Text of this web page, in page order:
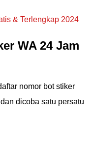
& Terlengkap 2024
WA 24 Jam
nomor bot stiker
dicoba satu persatu